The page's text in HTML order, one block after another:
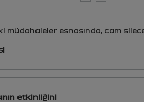
müdahaleler esnasında, cam
etkinliğini